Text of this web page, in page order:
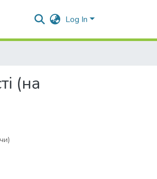
Log In
(на